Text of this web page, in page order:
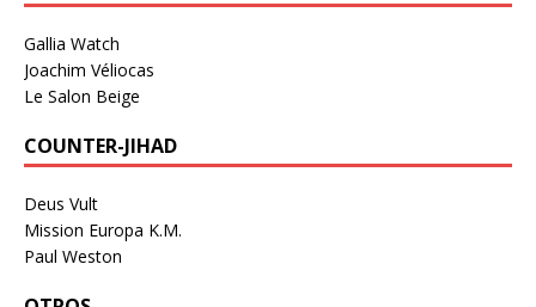
Gallia Watch
Joachim Véliocas
Le Salon Beige
COUNTER-JIHAD
Deus Vult
Mission Europa K.M.
Paul Weston